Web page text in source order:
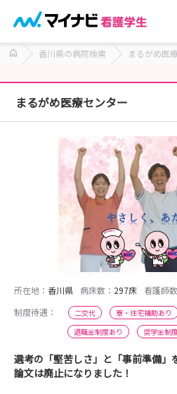
香川県の病院検索 まるがめ医
まるがめ医療センター
所在地： 香川県 病床数： 297床 看護師数
制度待遇：
二交代 寮・住宅補助あり
退職金制度あり
奨学金制
選考の「堅苦しさ」と「事前準備」
論文は廃止になりました！